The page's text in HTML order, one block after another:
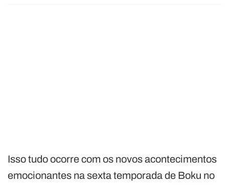
Isso tudo ocorre com os novos acontecimentos
emocionantes na sexta temporada de Boku no